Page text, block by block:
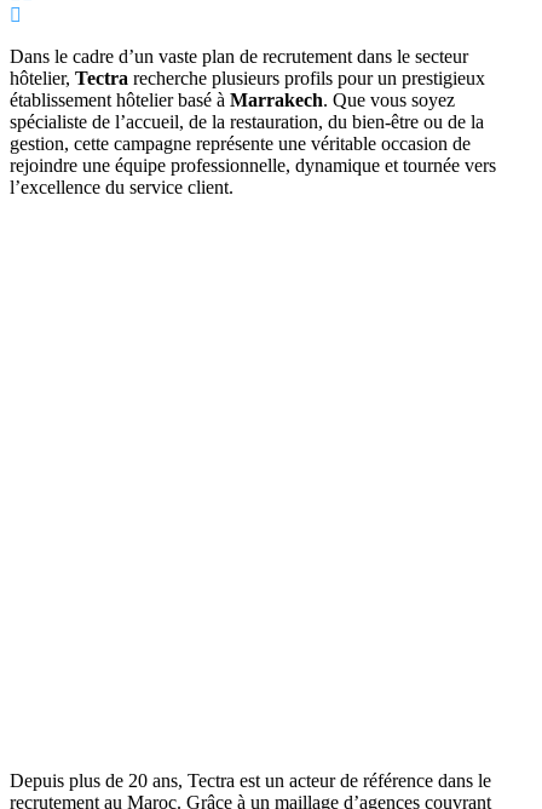
Dans le cadre d’un vaste plan de recrutement dans le secteur
hôtelier, Tectra recherche plusieurs profils pour un prestigieux
établissement hôtelier basé à Marrakech. Que vous soyez
spécialiste de l’accueil, de la restauration, du bien-être ou de la
gestion, cette campagne représente une véritable occasion de
rejoindre une équipe professionnelle, dynamique et tournée vers
l’excellence du service client.
Depuis plus de 20 ans, Tectra est un acteur de référence dans le
recrutement au Maroc. Grâce à un maillage d’agences couvrant